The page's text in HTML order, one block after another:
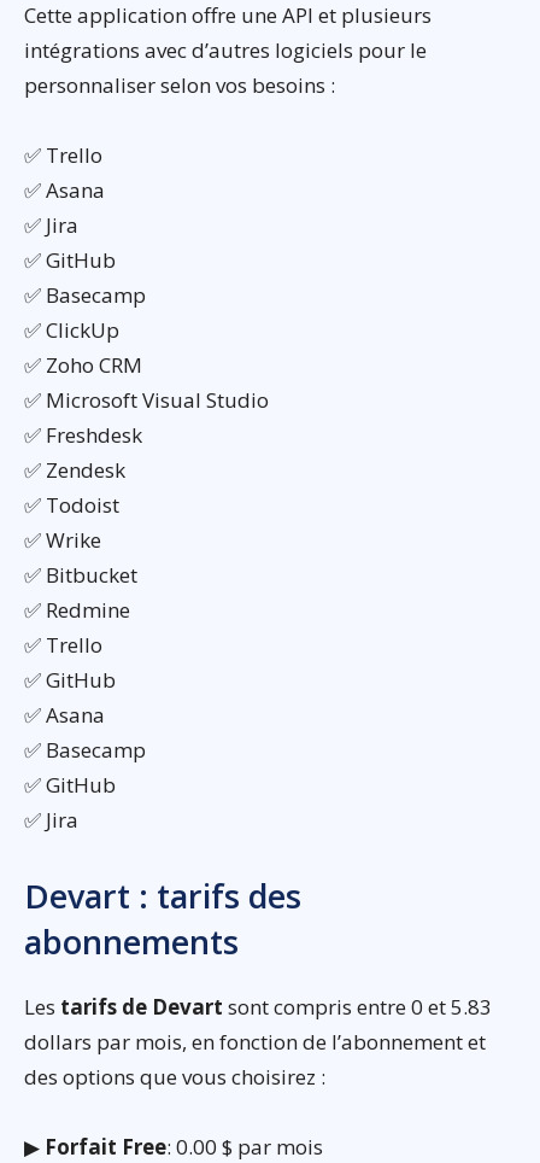
Cette application offre une API et plusieurs
intégrations avec d’autres logiciels pour le
personnaliser selon vos besoins :
✅ Trello
✅ Asana
✅ Jira
✅ GitHub
✅ Basecamp
✅ ClickUp
✅ Zoho CRM
✅ Microsoft Visual Studio
✅ Freshdesk
✅ Zendesk
✅ Todoist
✅ Wrike
✅ Bitbucket
✅ Redmine
✅ Trello
✅ GitHub
✅ Asana
✅ Basecamp
✅ GitHub
✅ Jira
Devart : tarifs des
abonnements
Les tarifs de Devart sont compris entre 0 et 5.83
dollars par mois, en fonction de l’abonnement et
des options que vous choisirez :
▶ Forfait Free: 0.00 $ par mois